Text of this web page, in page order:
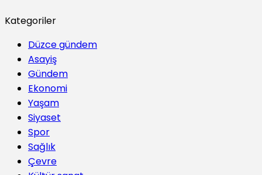
Kategoriler
Düzce gündem
Asayiş
Gündem
Ekonomi
Yaşam
Siyaset
Spor
Sağlık
Çevre